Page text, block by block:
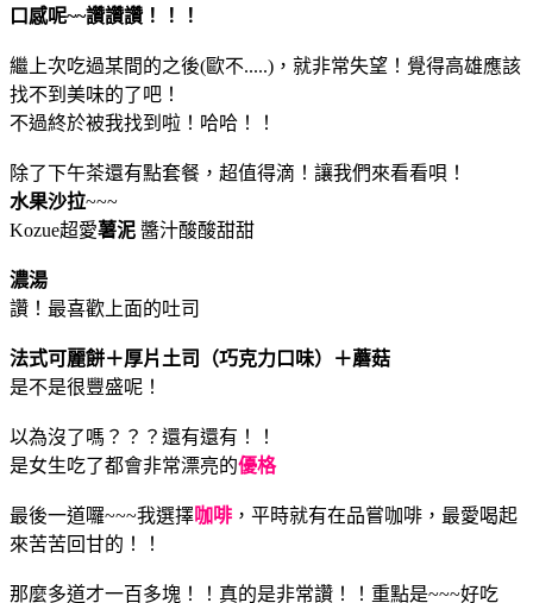
口感呢~~讚讚讚！！！
繼上次吃過某間的之後(歐不.....)，就非常失望！覺得高雄應該
找不到美味的了吧！
不過終於被我找到啦！哈哈！！
除了下午茶還有點套餐，超值得滴！讓我們來看看唄！
水果沙拉~~~
Kozue超愛薯泥 醬汁酸酸甜甜
濃湯
讚！最喜歡上面的吐司
法式可麗餅＋厚片土司（巧克力口味）＋蘑菇
是不是很豐盛呢！
以為沒了嗎？？？還有還有！！
是女生吃了都會非常漂亮的優格
最後一道囉~~~我選擇咖啡 ，平時就有在品嘗咖啡，最愛喝起
來苦苦回甘的！！
那麼多道才一百多塊！！真的是非常讚！！重點是~~~好吃